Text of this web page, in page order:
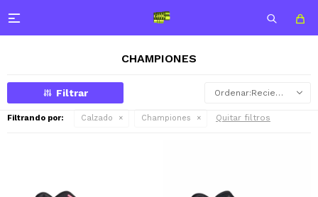

CHAMPIONES
Recientes
Filtrando por: Calzado Championes Quitar filtros